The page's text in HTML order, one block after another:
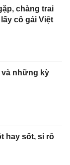
chàng trai
cô gái Việt
và những kỳ
hay sốt, si rô